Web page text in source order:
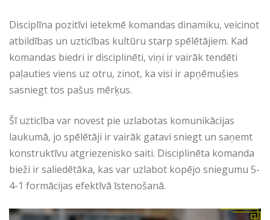
Disciplīna pozitīvi ietekmē komandas dinamiku, veicinot
atbildības un uzticības kultūru starp spēlētājiem. Kad
komandas biedri ir disciplinēti, viņi ir vairāk tendēti
paļauties viens uz otru, zinot, ka visi ir apņēmušies
sasniegt tos pašus mērķus.
Šī uzticība var novest pie uzlabotas komunikācijas
laukumā, jo spēlētāji ir vairāk gatavi sniegt un saņemt
konstruktīvu atgriezenisko saiti. Disciplinēta komanda
bieži ir saliedētāka, kas var uzlabot kopējo sniegumu 5-
4-1 formācijas efektīvā īstenošanā.